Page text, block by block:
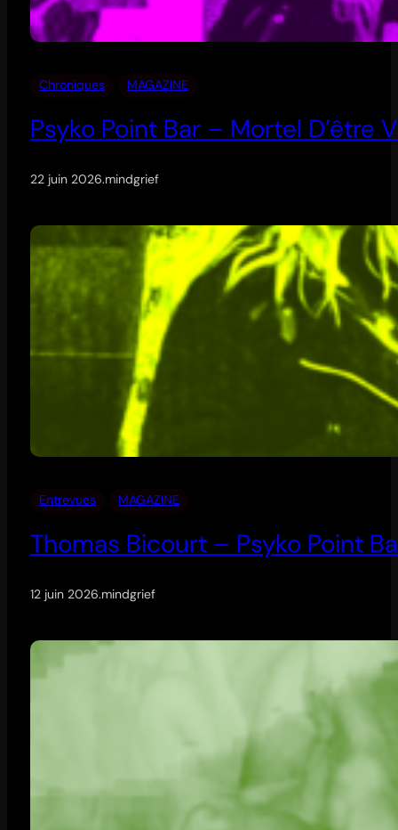
Chroniques MAGAZINE
Psyko Point Bar – Mortel D’être
22 juin 2026.mindgrief
Entrevues MAGAZINE
Thomas Bicourt – Psyko Point
12 juin 2026.mindgrief